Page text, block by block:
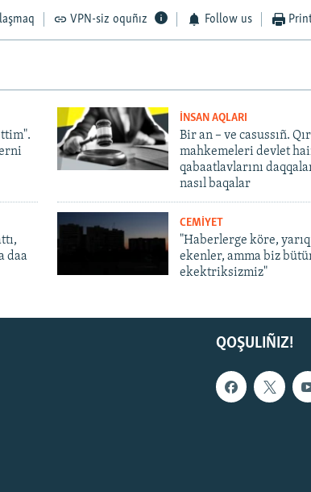
VPN-siz oquñız Follow us
İNSAN AQLARI
Bir an – ve casussıñ.
mahkemeleri devlet
qabaatlavlarını
nasıl baqalar
daa
CEMİYET
"Haberlerge köre,
ekenler, amma biz
ekektriksizmiz"
QOŞULIÑIZ!